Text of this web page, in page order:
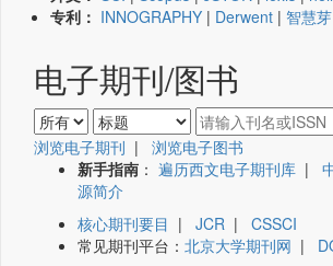
专利： INNOGRAPHY | Derwent | 智慧芽
电子期刊/图书
浏览电子期刊 | 浏览电子图书
新手指南 ： 遍历西文电子期刊库 |
源简介
核心期刊要目 | JCR | CSSCI
常见期刊平台： 北京大学期刊网 |